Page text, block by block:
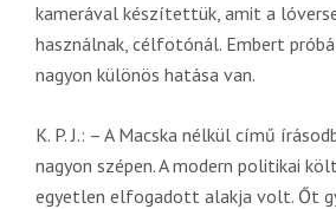
kamerával készítettük, amit a
használnak, célfotónál. Embert
nagyon különös hatása van.
K. P. J.: – A Macska nélkül című
nagyon szépen. A modern politikai
egyetlen elfogadott alakja volt. Őt